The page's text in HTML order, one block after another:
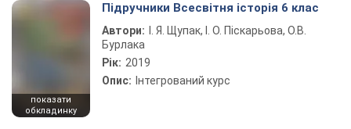
показати
обкладинку
Підручники Всесвітня історія 6 клас
Автори:
І. Я. Щупак, І. О. Піскарьова, О.В.
Бурлака
Рік: 2019
Опис: Інтегрований курс